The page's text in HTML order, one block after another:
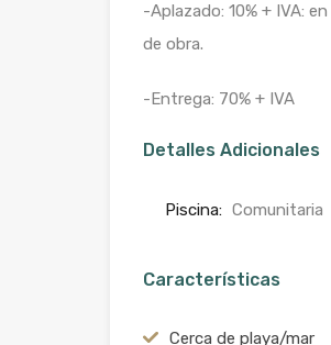
-Aplazado: 10% + IVA:
de obra.
-Entrega: 70% + IVA
Detalles Adicionales
Piscina: Comunitaria
Características
Cerca de playa/mar